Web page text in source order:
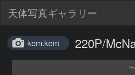
天体写真ギャラリー
kem.kem 220P/